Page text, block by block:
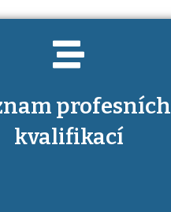
profesních
kvalifikací